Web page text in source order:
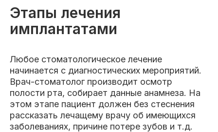
Этапы лечения
имплантатами
Любое стоматологическое лечение
начинается с диагностических мероприятий.
Врач-стоматолог производит осмотр
полости рта, собирает данные анамнеза. На
этом этапе пациент должен без стеснения
рассказать лечащему врачу об имеющихся
заболеваниях, причине потере зубов и т.д.